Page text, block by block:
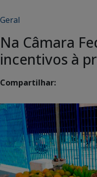
Geral
Na Câmara
incentivos à
Compartilhar: